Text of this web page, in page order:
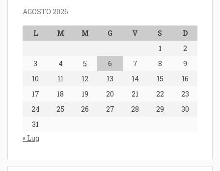
AGOSTO 2026
L M M G V S
D
1
2
3
4 5 6 7 8
9
10
11 12 13 14 15
16
17
18 19 20 21 22
23
24
25 26 27 28 29
30
31
« Lug